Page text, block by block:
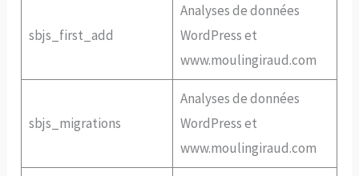
sbjs_first_add
Analyses de données
WordPress et
www.moulingiraud.com
sbjs_migrations
Analyses de données
WordPress et
www.moulingiraud.com